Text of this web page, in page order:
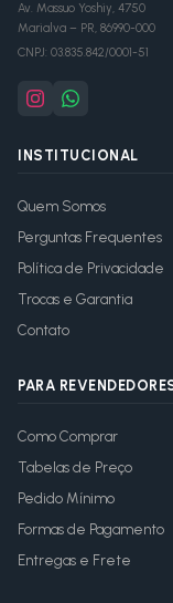
Av. Massuo Yoshiy, 4750
Marialva – PR, 86990-000
CNPJ: 03.835.842/0001-51
INSTITUCIONAL
Quem Somos
Perguntas Frequentes
Política de Privacidade
Trocas e Garantia
Contato
PARA
Como Comprar
Tabelas de Preço
Pedido Mínimo
Formas de Pagamento
Entregas e Frete